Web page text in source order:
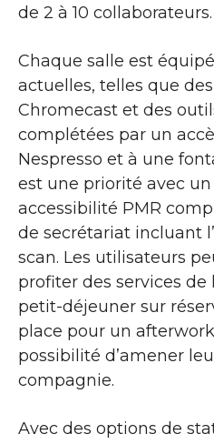
de 2 à 10 collaborateurs.
Chaque salle est
actuelles, telles que
Chromecast et des
complétées par un
Nespresso et à une
est une priorité avec
accessibilité PMR
de secrétariat incluant
scan. Les utilisateurs
profiter des services de
petit-déjeuner sur
place pour un
possibilité d’amener
compagnie.
Avec des options de